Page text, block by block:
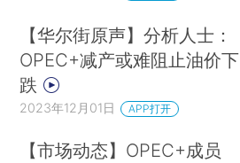
【华尔街原声】分析人士：
OPEC+减产或难阻止油价下
跌
2023年12月01日 APP打开
【市场动态】OPEC+成员